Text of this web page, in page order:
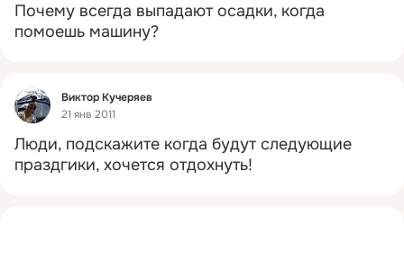
Почему всегда выпадают осадки, когда
помоешь машину?
Фид
Виктор Кучеряев
21 янв 2011
Люди, подскажите когда будут следующие
праздгики, хочется отдохнуть!